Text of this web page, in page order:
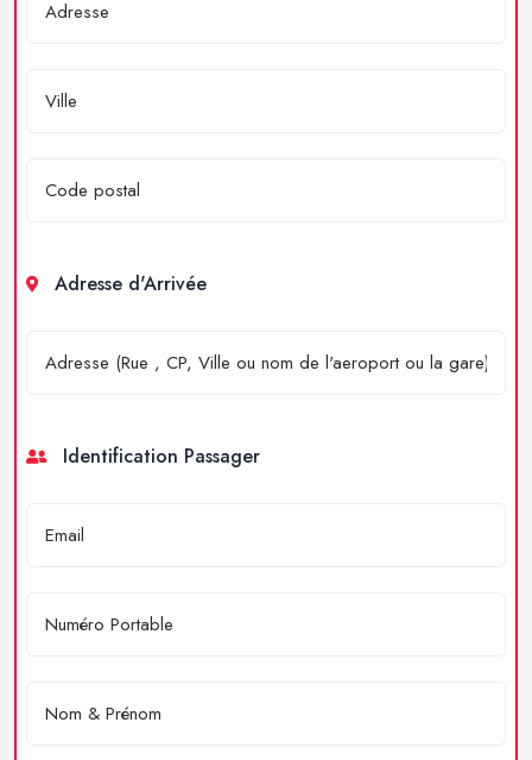
Adresse d'Arrivée
Identification Passager